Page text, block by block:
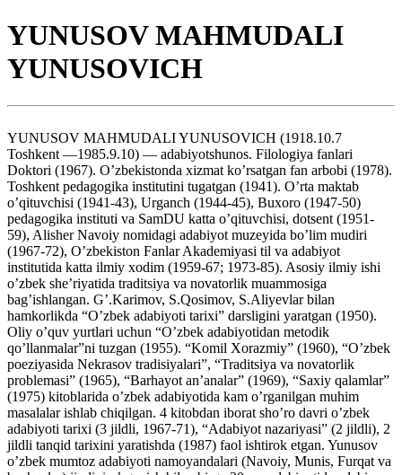
YUNUSOV MAHMUDALI
YUNUSOVICH
YUNUSOV MAHMUDALI YUNUSOVICH (1918.10.7
Toshkent —1985.9.10) — adabiyotshunos. Filologiya fanlari
Doktori (1967). O’zbekistonda xizmat ko’rsatgan fan arbobi (1978).
Toshkent pedagogika institutini tugatgan (1941). O’rta maktab
o’qituvchisi (1941-43), Urganch (1944-45), Buxoro (1947-50)
pedagogika instituti va SamDU katta o’qituvchisi, dotsent (1951-
59), Alisher Navoiy nomidagi adabiyot muzeyida bo’lim mudiri
(1967-72), O’zbekiston Fanlar Akademiyasi til va adabiyot
institutida katta ilmiy xodim (1959-67; 1973-85). Asosiy ilmiy ishi
o’zbek she’riyatida traditsiya va novatorlik muammosiga
bag’ishlangan. G’.Karimov, S.Qosimov, S.Aliyevlar bilan
hamkorlikda “O’zbek adabiyoti tarixi” darsligini yaratgan (1950).
Oliy o’quv yurtlari uchun “O’zbek adabiyotidan metodik
qo’llanmalar”ni tuzgan (1955). “Komil Xorazmiy” (1960), “O’zbek
poeziyasida Nekrasov tradisiyalari”, “Traditsiya va novatorlik
problemasi” (1965), “Barhayot an’analar” (1969), “Saxiy qalamlar”
(1975) kitoblarida o’zbek adabiyotida kam o’rganilgan muhim
masalalar ishlab chiqilgan. 4 kitobdan iborat sho’ro davri o’zbek
adabiyoti tarixi (3 jildli, 1967-71), “Adabiyot nazariyasi” (2 jildli), 2
jildli tanqid tarixini yaratishda (1987) faol ishtirok etgan. Yunusov
o’zbek mumtoz adabiyoti namoyandalari (Navoiy, Munis, Furqat va